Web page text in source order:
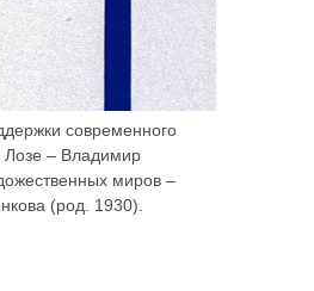
современного
Лозе – Владимир
миров –
(род. 1930).